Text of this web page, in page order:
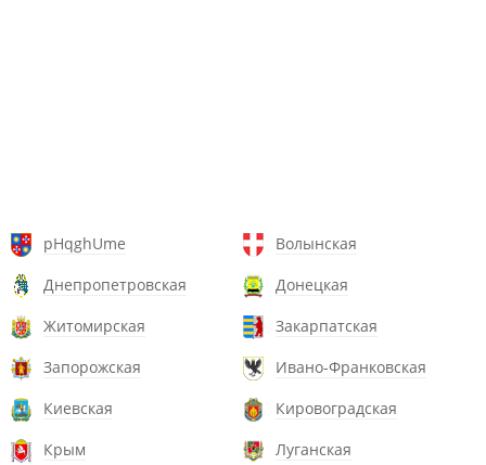
pHqghUme
Волынская
Днепропетровская
Донецкая
Житомирская
Закарпатская
Запорожская
Ивано-Франковская
Киевская
Кировоградская
Крым
Луганская